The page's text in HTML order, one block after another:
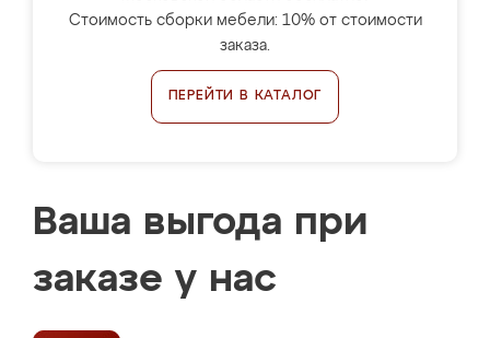
Стоимость сборки мебели: 10% от стоимости
заказа.
ПЕРЕЙТИ В КАТАЛОГ
Ваша выгода при
заказе у нас